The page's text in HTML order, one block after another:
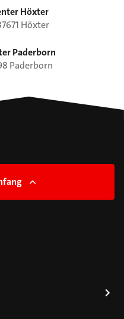
Höxter
Höxter
Paderborn
Paderborn